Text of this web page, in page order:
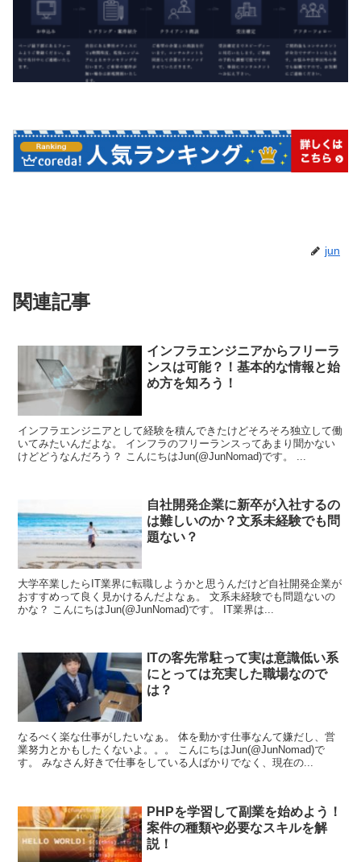
jun
関連記事
インフラエンジニアからフリーラ
ンスは可能？！基本的な情報と始
め方を知ろう！
インフラエンジニアとして経験を積んできたけどそろそろ独立して働
いてみたいんだよな。 インフラのフリーランスってあまり聞かない
自社開発企業に新卒が入社するの
は難しいのか？文系未経験でも問
題ない？
大学卒業したらIT業界に転職しようかと思うんだけど自社開発企業が
おすすめって良く見かけるんだよなぁ。 文系未経験でも問題ないの
かな？ こんにちはJun(@JunNomad)です。 IT業界は...
ITの客先常駐って実は意識低い系
にとっては充実した職場なので
は？
なるべく楽な仕事がしたいなぁ。 体を動かす仕事なんて嫌だし、営
業努力とかもしたくないよ。。。 こんにちはJun(@JunNomad)で
す。 みなさん好きで仕事をしている人ばかりでなく、現在の...
PHPを学習して副業を始めよう！
案件の種類や必要なスキルを解
説！